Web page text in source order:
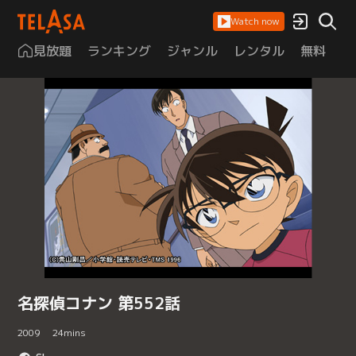
Watch now
見放題 ランキング ジャンル レンタル 無料
名探偵コナン 第552話
2009 24mins